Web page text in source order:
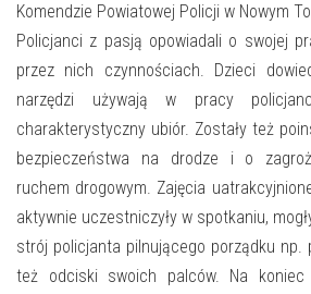
POLECANE STRONY
WYDARZENIA KULTURALNE
FOTO
E-INFORMATOR
O NAS
Komendzie Powiatowej Policji w Nowym
Policjanci z pasją opowiadali o swojej
przez nich czynnościach. Dzieci
narzędzi używają w pracy
charakterystyczny ubiór. Zostały też
bezpieczeństwa na drodze i o
ruchem drogowym. Zajęcia
aktywnie uczestniczyły w spotkaniu,
strój policjanta pilnującego porządku np.
też odciski swoich palców. Na koniec